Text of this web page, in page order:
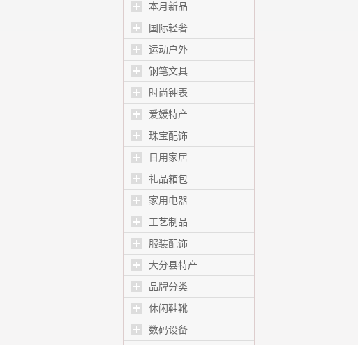
本月新品
国际轻奢
运动户外
钢笔文具
时尚钟表
爱媛特产
珠宝配饰
日用家居
礼品箱包
家用电器
工艺制品
服装配饰
大分县特产
品牌分类
休闲鞋靴
数码设备